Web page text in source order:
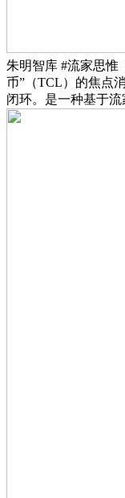
朱明智库 #流家思惟
币”（TCL）的焦点
闭环。是一种基于